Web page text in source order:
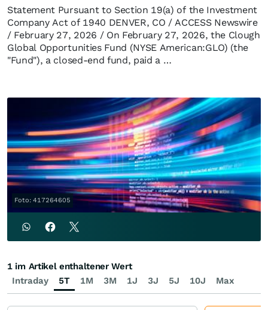
Statement Pursuant to Section 19(a) of the Investment
Company Act of 1940 DENVER, CO / ACCESS Newswire
/ February 27, 2026 / On February 27, 2026, the Clough
Global Opportunities Fund (NYSE American:GLO) (the
"Fund"), a closed-end fund, paid a …
Foto: 417264605
Intraday 5T 1M 3M 1J 3J 5J 10J Max
1 im Artikel enthaltener Wert